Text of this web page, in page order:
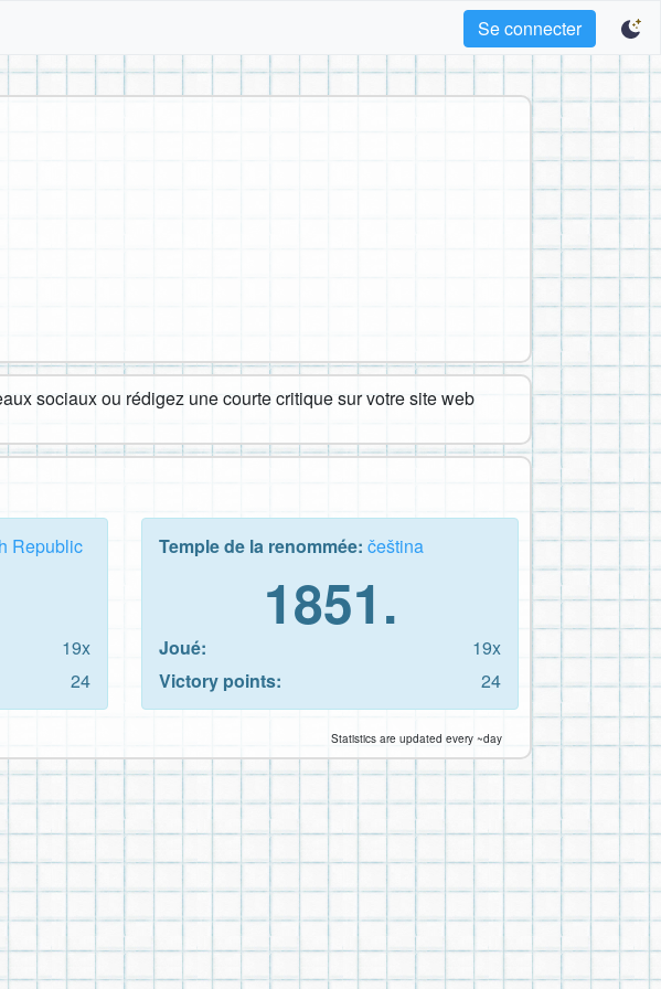
Se connecter
sociaux ou rédigez une courte critique sur votre site web
Republic
19x
24
Temple de la renommée: čeština
1851.
Joué:
19x
Victory points:
24
Statistics are updated every ~day